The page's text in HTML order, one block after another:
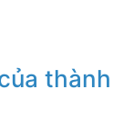
thành